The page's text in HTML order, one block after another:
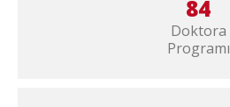
84
Doktora
Programı